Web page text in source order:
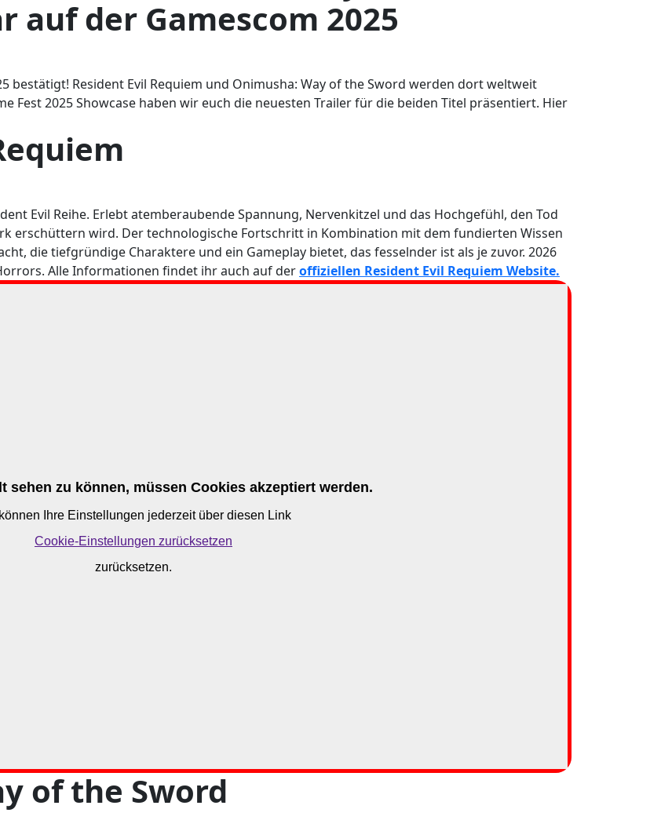
auf der Gamescom 2025
bestätigt! Resident Evil Requiem und Onimusha: Way of the Sword werden dort weltweit
Fest 2025 Showcase haben wir euch die neuesten Trailer für die beiden Titel präsentiert. Hier
Evil Reihe. Erlebt atemberaubende Spannung, Nervenkitzel und das Hochgefühl, den Tod
erschüttern wird. Der technologische Fortschritt in Kombination mit dem fundierten Wissen
die tiefgründige Charaktere und ein Gameplay bietet, das fesselnder ist als je zuvor. 2026
Alle Informationen findet ihr auch auf deroffiziellen Resident Evil Requiem Website.
of the Sword